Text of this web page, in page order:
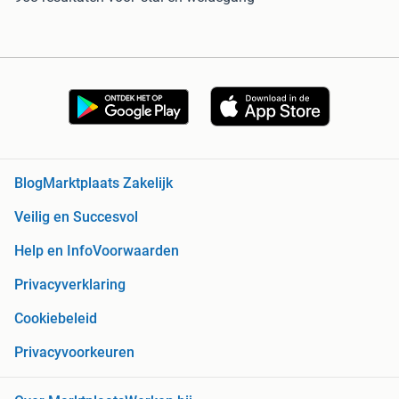
BlogMarktplaats Zakelijk
Veilig en Succesvol
Help en InfoVoorwaarden
Privacyverklaring
Cookiebeleid
Privacyvoorkeuren